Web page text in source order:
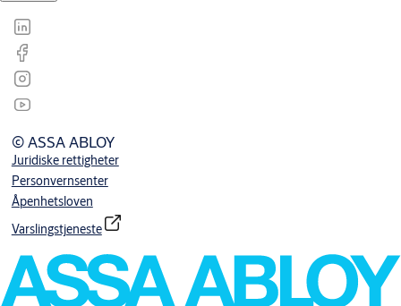
© ASSA ABLOY
Juridiske rettigheter
Personvernsenter
Åpenhetsloven
Varslingstjeneste